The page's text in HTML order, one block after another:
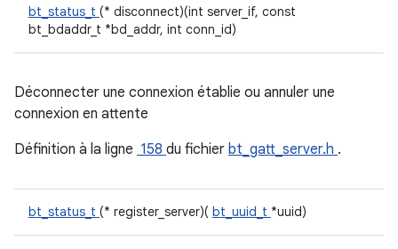
bt_status_t (* disconnect)(int server_if, const
bt_bdaddr_t *bd_addr, int conn_id)
Déconnecter une connexion établie ou annuler une
connexion en attente
Définition à la ligne 158 du fichier bt_gatt_server.h .
bt_status_t (* register_server)( bt_uuid_t *uuid)